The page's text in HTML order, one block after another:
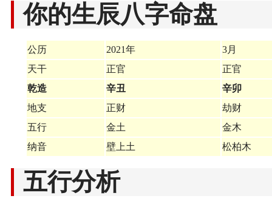
你的生辰八字命盘
公历 2021年
3月
天干
正官
正官
乾造
辛丑
辛卯
地支
正财
劫财
五行
金土
金木
纳音
壁上土 松柏木
五行分析